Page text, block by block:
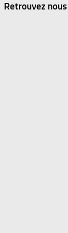
Retrouvez